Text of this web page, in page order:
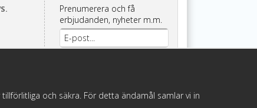
Prenumerera och få
erbjudanden, nyheter m.m.
och säkra. För detta ändamål samlar vi in